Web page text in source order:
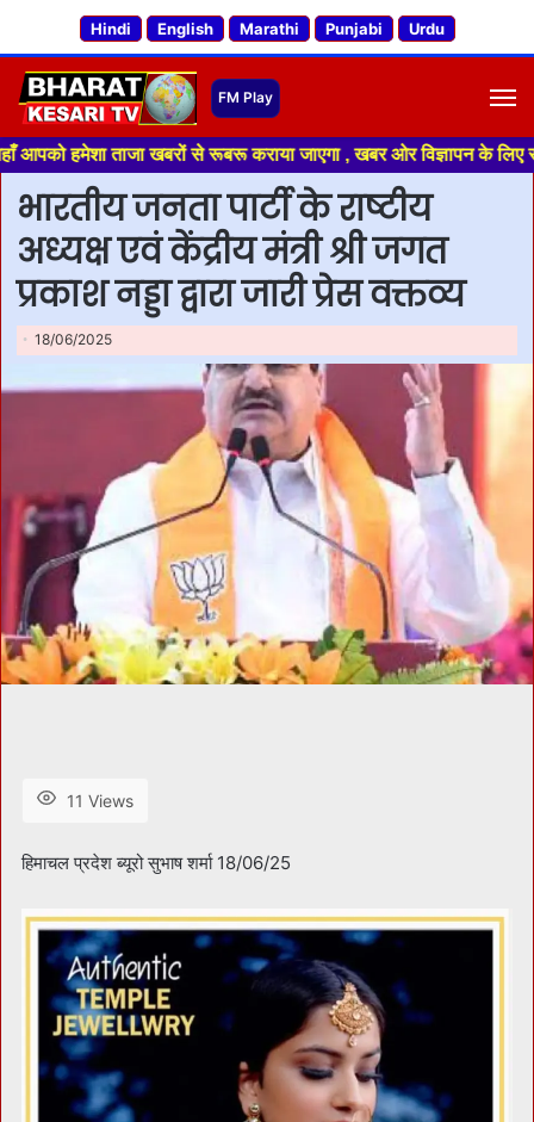
Hindi English Marathi Punjabi Urdu
ताजा खबरों से रूबरू कराया जाएगा , खबर ओर विज्ञापन के लिए संपर्क
भारतीय जनता पार्टी के राष्टीय
अध्यक्ष एवं केंद्रीय मंत्री श्री जगत
प्रकाश नड्डा द्वारा जारी प्रेस वक्तव्य
18/06/2025
11 Views
हिमाचल प्रदेश ब्यूरो सुभाष शर्मा 18/06/25